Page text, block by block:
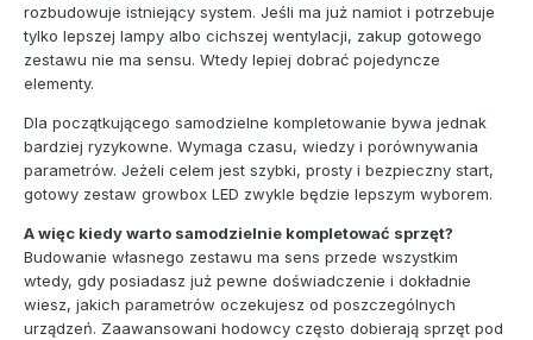
rozbudowuje istniejący system. Jeśli ma już namiot i potrzebuje
tylko lepszej lampy albo cichszej wentylacji, zakup gotowego
zestawu nie ma sensu. Wtedy lepiej dobrać pojedyncze
elementy.
Dla początkującego samodzielne kompletowanie bywa jednak
bardziej ryzykowne. Wymaga czasu, wiedzy i porównywania
parametrów. Jeżeli celem jest szybki, prosty i bezpieczny start,
gotowy zestaw growbox LED zwykle będzie lepszym wyborem.
A więc kiedy warto samodzielnie kompletować sprzęt?
Budowanie własnego zestawu ma sens przede wszystkim
wtedy, gdy posiadasz już pewne doświadczenie i dokładnie
wiesz, jakich parametrów oczekujesz od poszczególnych
urządzeń. Zaawansowani hodowcy często dobierają sprzęt pod